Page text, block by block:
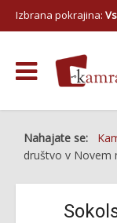
Izbrana pokrajina:
Nahajate se:
društvo v Novem